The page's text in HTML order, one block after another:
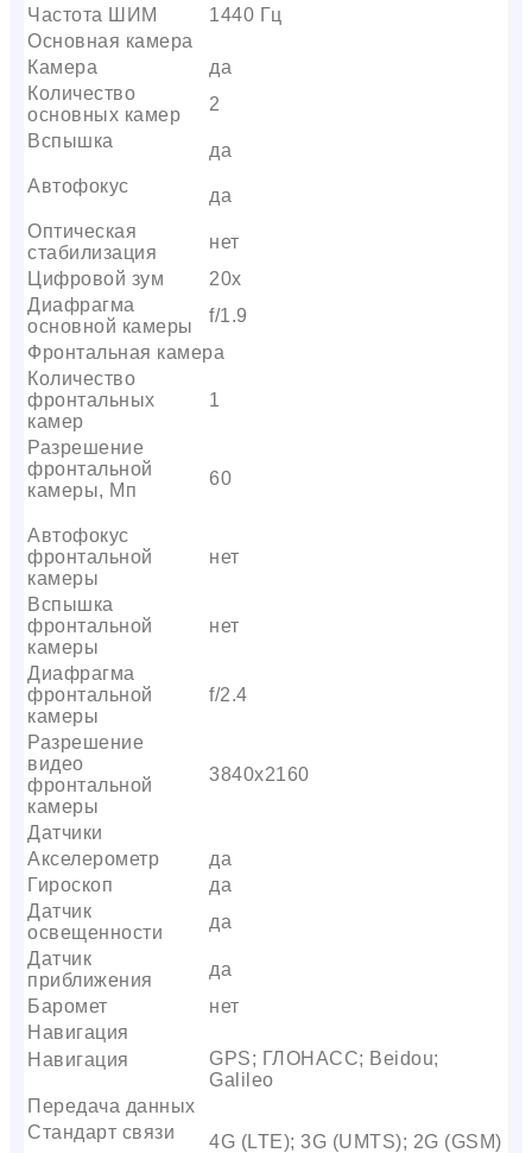
Частота ШИМ
1440 Гц
Основная камера
Камера
да
Количество
основных камер
2
Вспышка
да
Автофокус
да
Оптическая
стабилизация
нет
Цифровой зум
20x
Диафрагма
основной камеры
f/1.9
Фронтальная камера
Количество
фронтальных
камер
1
Разрешение
фронтальной
камеры, Мп
60
Автофокус
фронтальной
камеры
нет
Вспышка
фронтальной
камеры
нет
Диафрагма
фронтальной
камеры
f/2.4
Разрешение
видео
фронтальной
камеры
3840х2160
Датчики
Акселерометр
да
Гироскоп
да
Датчик
освещенности
да
Датчик
приближения
да
Баромет
нет
Навигация
Навигация
GPS; ГЛОНАСС; Beidou;
Galileo
Передача данных
Стандарт связи
4G (LTE); 3G (UMTS); 2G (GSM)